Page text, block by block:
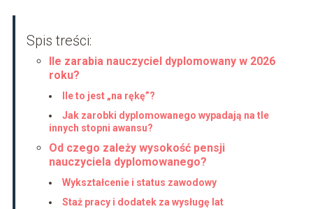
Spis treści:
Ile zarabia nauczyciel dyplomowany w 2026
roku?
Ile to jest „na rękę”?
Jak zarobki dyplomowanego wypadają na tle
innych stopni awansu?
Od czego zależy wysokość pensji
nauczyciela dyplomowanego?
Wykształcenie i status zawodowy
Staż pracy i dodatek za wysługę lat